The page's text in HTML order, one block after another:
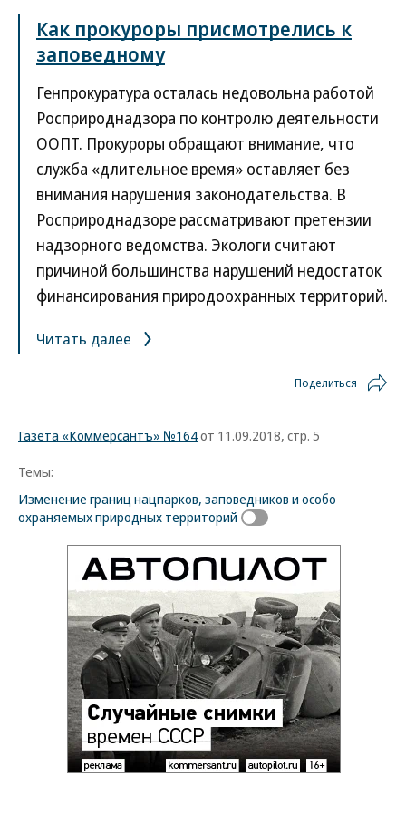
Как прокуроры присмотрелись к
заповедному
Генпрокуратура осталась недовольна работой
Росприроднадзора по контролю деятельности
ООПТ. Прокуроры обращают внимание, что
служба «длительное время» оставляет без
внимания нарушения законодательства. В
Росприроднадзоре рассматривают претензии
надзорного ведомства. Экологи считают
причиной большинства нарушений недостаток
финансирования природоохранных территорий.
Читать далее
Поделиться
Газета «Коммерсантъ» №164от 11.09.2018, стр. 5
Темы:
Изменение границ нацпарков, заповедников и особо
охраняемых природных территорий